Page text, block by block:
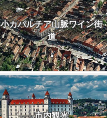
小カパルチア山脈ワイン街
道
市内観光